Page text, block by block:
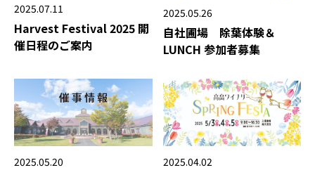
2025.07.11
Harvest Festival 2025 開
催日程のご案内
2025.05.26
自社圃場 除葉体験＆
LUNCH 参加者募集
2025.05.20 2025.04.02